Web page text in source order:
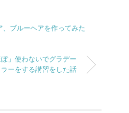
、ブルーヘアを作ってみた
」使わないでグラデー
ーをする講習をした話